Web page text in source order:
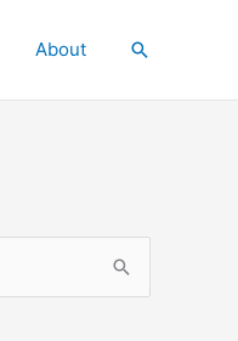
About Search